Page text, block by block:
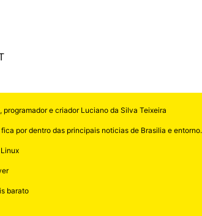
programador e criador Luciano da Silva Teixeira
por dentro das principais noticias de Brasilia e entorno.
barato